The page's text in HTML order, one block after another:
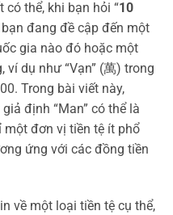
có thể, khi bạn hỏi “10
bạn đang đề cập đến một
gia nào đó hoặc một
dụ như “Vạn” (萬) trong
Trong bài viết này,
định “Man” có thể là
đơn vị tiền tệ ít phổ
ứng với các đồng tiền
về một loại tiền tệ cụ thể,